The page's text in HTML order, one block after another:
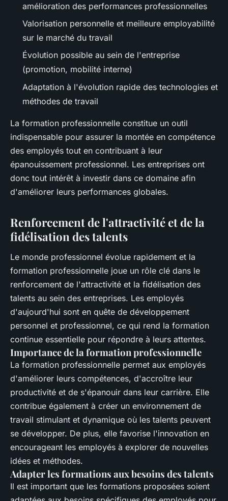
amélioration des performances professionnelles
Valorisation personnelle et meilleure employabilité
sur le marché du travail
Évolution possible au sein de l'entreprise
(promotion, mobilité interne)
Adaptation à l'évolution rapide des technologies et
méthodes de travail
La formation professionnelle constitue un outil
indispensable pour assurer la montée en compétence
des employés tout en contribuant à leur
épanouissement professionnel. Les entreprises ont
donc tout intérêt à investir dans ce domaine afin
d'améliorer leurs performances globales.
Renforcement de l'attractivité et de la
fidélisation des talents
Le monde professionnel évolue rapidement et la
formation professionnelle joue un rôle clé dans le
renforcement de l'attractivité et la fidélisation des
talents au sein des entreprises. Les employés
d'aujourd'hui sont en quête de développement
personnel et professionnel, ce qui rend la formation
continue essentielle pour répondre à leurs attentes.
Importance de la formation professionnelle
La formation professionnelle permet aux employés
d'améliorer leurs compétences, d'accroître leur
productivité et de s'épanouir dans leur carrière. Elle
contribue également à créer un environnement de
travail stimulant et dynamique où les talents peuvent
se développer. De plus, elle favorise l'innovation en
encourageant les employés à explorer de nouvelles
idées et méthodes.
Adapter les formations aux besoins des talents
Il est important que les formations proposées soient